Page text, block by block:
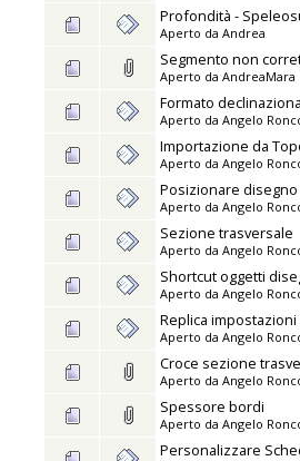
Profondità -
Aperto da Andrea
Segmento non
Aperto da AndreaMara
Formato
Aperto da Angelo
Importazione da
Aperto da Angelo
Posizionare disegno
Aperto da Angelo
Sezione trasversale
Aperto da Angelo
Shortcut oggetti
Aperto da Angelo
Replica impostazioni
Aperto da Angelo
Croce sezione
Aperto da Angelo
Spessore bordi
Aperto da Angelo
Personalizzare